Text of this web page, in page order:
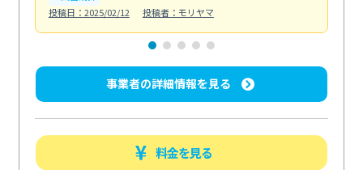
投稿日：2025/02/12
投稿者：モリヤマ
事業者の詳細情報を見る
料金を見る